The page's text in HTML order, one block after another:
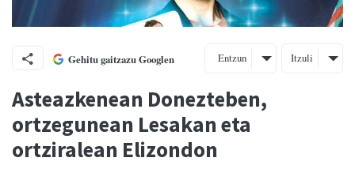
Gehitu gaitzazu Googlen Entzun Itzuli
Asteazkenean Donezteben,
ortzegunean Lesakan eta
ortziralean Elizondon